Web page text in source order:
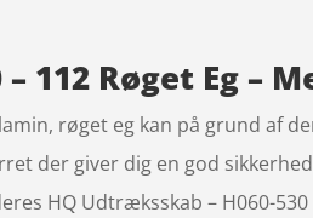
112 Røget Eg –
røget eg kan på grund af
der giver dig en god
HQ Udtræksskab – H060-